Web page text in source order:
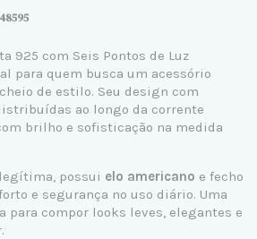
925 com Seis Pontos de Luz
para quem busca um acessório
de estilo. Seu design com
ao longo da corrente
brilho e sofisticação na medida
, possui elo americano e fecho
e segurança no uso diário. Uma
para compor looks leves, elegantes e